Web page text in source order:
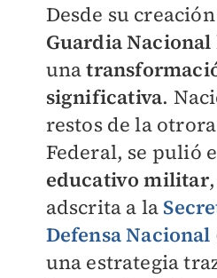
Desde su
Guardia Nacional
una
significativa.
restos de la
Federal, se pulió
educativo militar
adscrita a la
Defensa Nacional
una estrategia